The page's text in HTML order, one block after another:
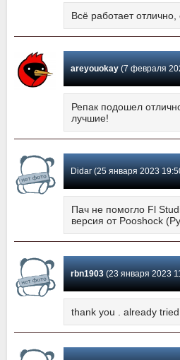
Всё работает
areyouokay(7 февраля 2023 23:00)
Репак подошел
лучшие!
Пач не помогло Fl
версия от Pooshock
rbn1903(23 января 2023 11:36)
thank you . already